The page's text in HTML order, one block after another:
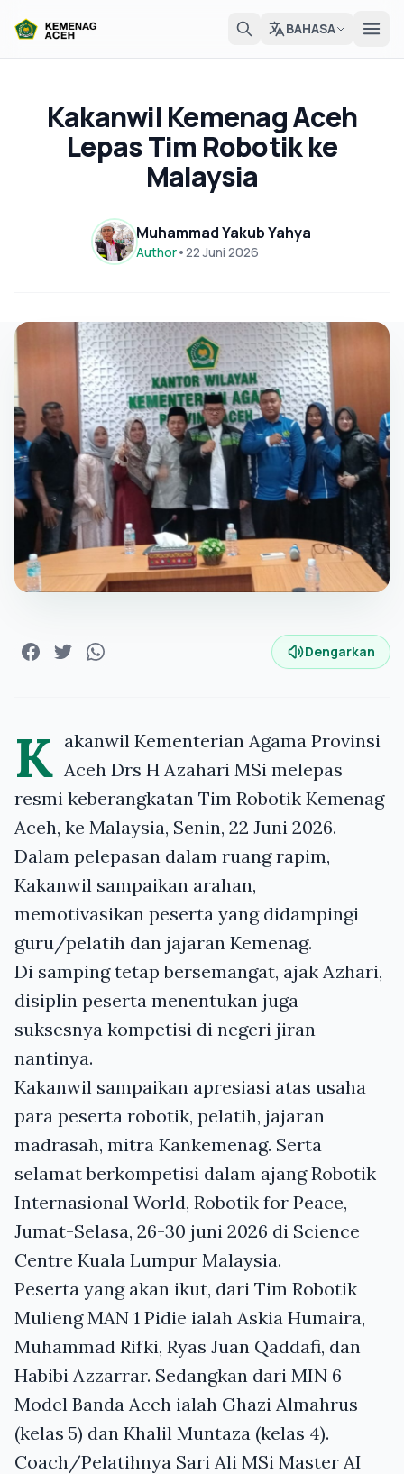
BAHASA
Kakanwil Kemenag Aceh
Lepas Tim Robotik ke
Malaysia
Muhammad Yakub Yahya
Author•22 Juni 2026
Dengarkan
K akanwil Kementerian Agama Provinsi
Aceh Drs H Azahari MSi melepas
resmi keberangkatan Tim Robotik Kemenag
Aceh, ke Malaysia, Senin, 22 Juni 2026.
Dalam pelepasan dalam ruang rapim,
Kakanwil sampaikan arahan,
memotivasikan peserta yang didampingi
guru/pelatih dan jajaran Kemenag.
Di samping tetap bersemangat, ajak Azhari,
disiplin peserta menentukan juga
suksesnya kompetisi di negeri jiran
nantinya.
Kakanwil sampaikan apresiasi atas usaha
para peserta robotik, pelatih, jajaran
madrasah, mitra Kankemenag. Serta
selamat berkompetisi dalam ajang Robotik
Internasional World, Robotik for Peace,
Jumat-Selasa, 26-30 juni 2026 di Science
Centre Kuala Lumpur Malaysia.
Peserta yang akan ikut, dari Tim Robotik
Mulieng MAN 1 Pidie ialah Askia Humaira,
Muhammad Rifki, Ryas Juan Qaddafi, dan
Habibi Azzarrar. Sedangkan dari MIN 6
Model Banda Aceh ialah Ghazi Almahrus
(kelas 5) dan Khalil Muntaza (kelas 4).
Coach/Pelatihnya Sari Ali MSi Master AI